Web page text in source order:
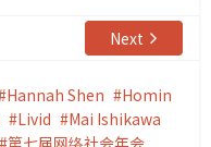
Next
Hannah Shen
Homin
Livid
Mai Ishikawa
第七届网络社会年会